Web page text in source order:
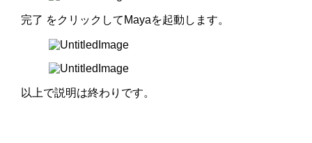
完了 をクリックしてMayaを起動します。
以上で説明は終わりです。